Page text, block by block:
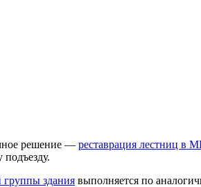
решение — реставрация лестниц в
группы здания выполняется по